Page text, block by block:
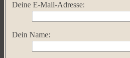
Deine E-Mail-Adresse:
Dein Name: